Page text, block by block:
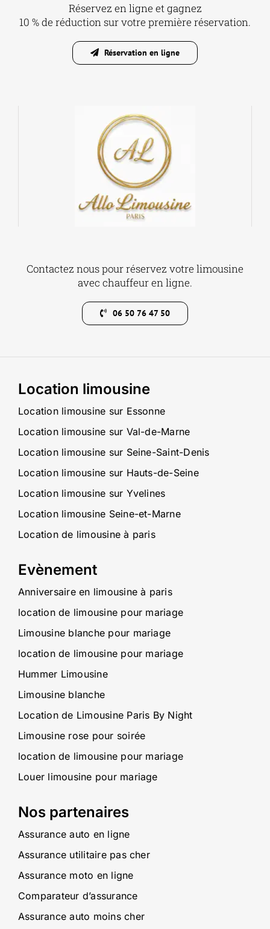
Réservez en ligne et gagnez
10 % de réduction sur votre première réservation.
Réservation en ligne
Contactez nous pour réservez votre limousine
avec chauffeur en ligne.
06 50 76 47 50
Location limousine
Location limousine sur Essonne
Location limousine sur Val-de-Marne
Location limousine sur Seine-Saint-Denis
Location limousine sur Hauts-de-Seine
Location limousine sur Yvelines
Location limousine Seine-et-Marne
Location de limousine à paris
Evènement
Anniversaire en limousine à paris
location de limousine pour mariage
Limousine blanche pour mariage
location de limousine pour mariage
Hummer Limousine
Limousine blanche
Location de Limousine Paris By Night
Limousine rose pour soirée
location de limousine pour mariage
Louer limousine pour mariage
Nos partenaires
Assurance auto en ligne
Assurance utilitaire pas cher
Assurance moto en ligne
Comparateur d’assurance
Assurance auto moins cher